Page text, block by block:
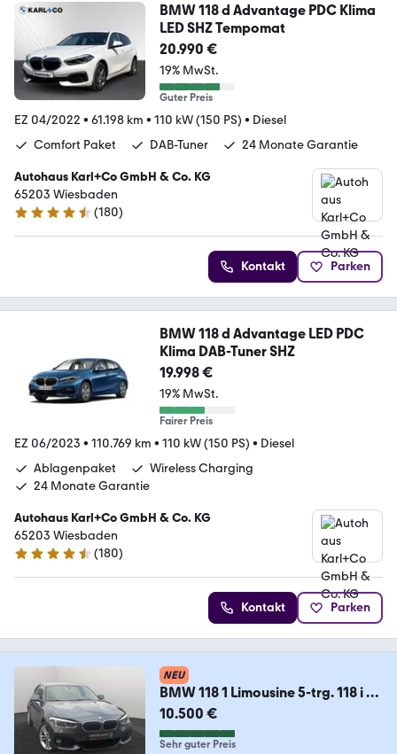
BMW 118 d Advantage PDC Klima
LED SHZ Tempomat
20.990 €
19% MwSt.
Guter Preis
EZ 04/2022 • 61.198 km • 110 kW (150 PS) • Diesel
Comfort Paket
DAB-Tuner 24 Monate Garantie
Autohaus Karl+Co GmbH & Co. KG
65203 Wiesbaden
4.5 Sterne
(180)
Kontakt Parken
BMW 118 d Advantage LED PDC
Klima DAB-Tuner SHZ
19.998 €
19% MwSt.
Fairer Preis
EZ 06/2023 • 110.769 km • 110 kW (150 PS) • Diesel
Ablagenpaket
Wireless Charging
24 Monate Garantie
Autohaus Karl+Co GmbH & Co. KG
65203 Wiesbaden
4.5 Sterne
(180)
Kontakt Parken
NEU
BMW 118 1 Limousine 5-trg. 118 i M
Sport
10.500 €
Sehr guter Preis